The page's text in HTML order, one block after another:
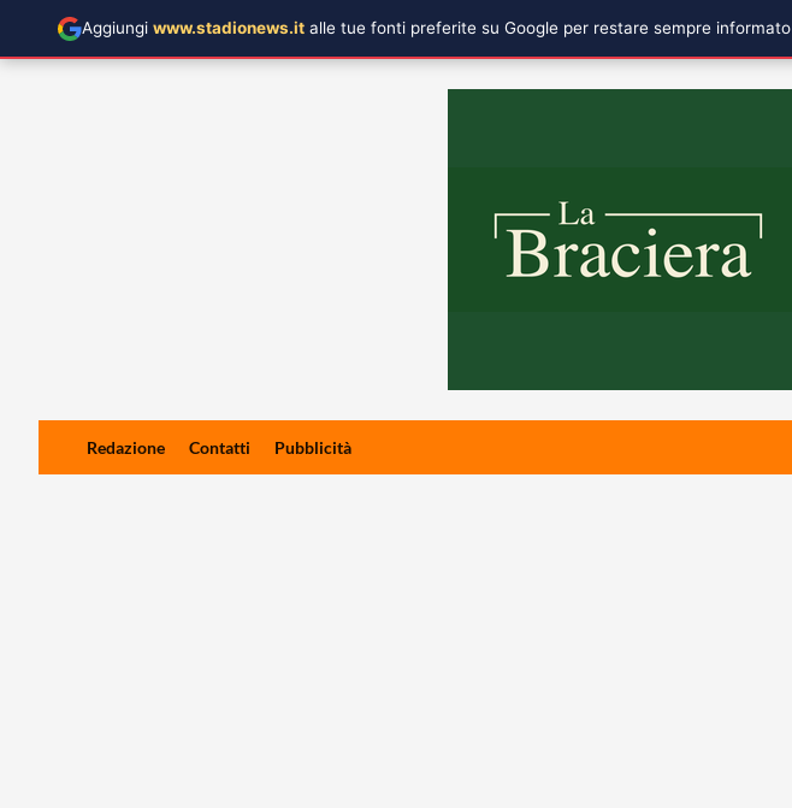
Redazione Contatti Pubblicità
Aggiungi www.stadionews.it alle tue fonti preferite su Google per restare sempre informato